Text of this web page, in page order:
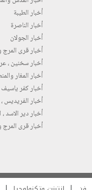
أخبار الطيبة
أخبار الناصرة
أخبار الجولان
أخبار قرى المرج
أخبار سخنين ،
أخبار المغار
أخبار كفر
أخبار الفريديس
أخبار دير الاسد
أخبار قرى المرج